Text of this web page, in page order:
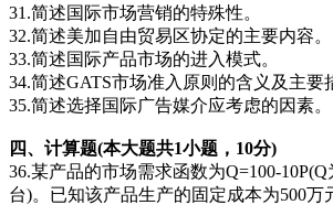
31.简述国际市场营销的特殊性。
32.简述美加自由贸易区协定的主要内容。
33.简述国际产品市场的进入模式。
34.简述GATS市场准入原则的含义及主要
35.简述选择国际广告媒介应考虑的因素。
四、计算题(本大题共1小题，10分)
36.某产品的市场需求函数为Q=100-
台)。已知该产品生产的固定成本为500万